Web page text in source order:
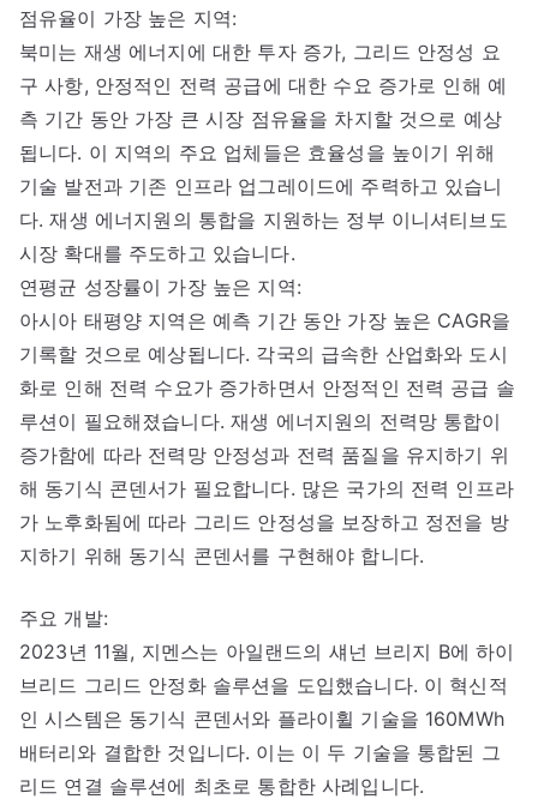
점유율이 가장 높은 지역:
북미는 재생 에너지에 대한 투자 증가, 그리드 안정성 요
구 사항, 안정적인 전력 공급에 대한 수요 증가로 인해 예
측 기간 동안 가장 큰 시장 점유율을 차지할 것으로 예상
됩니다. 이 지역의 주요 업체들은 효율성을 높이기 위해
기술 발전과 기존 인프라 업그레이드에 주력하고 있습니
다. 재생 에너지원의 통합을 지원하는 정부 이니셔티브도
시장 확대를 주도하고 있습니다.
연평균 성장률이 가장 높은 지역:
아시아 태평양 지역은 예측 기간 동안 가장 높은 CAGR을
기록할 것으로 예상됩니다. 각국의 급속한 산업화와 도시
화로 인해 전력 수요가 증가하면서 안정적인 전력 공급 솔
루션이 필요해졌습니다. 재생 에너지원의 전력망 통합이
증가함에 따라 전력망 안정성과 전력 품질을 유지하기 위
해 동기식 콘덴서가 필요합니다. 많은 국가의 전력 인프라
가 노후화됨에 따라 그리드 안정성을 보장하고 정전을 방
지하기 위해 동기식 콘덴서를 구현해야 합니다.
주요 개발:
2023년 11월, 지멘스는 아일랜드의 섀넌 브리지 B에 하이
브리드 그리드 안정화 솔루션을 도입했습니다. 이 혁신적
인 시스템은 동기식 콘덴서와 플라이휠 기술을 160MWh
배터리와 결합한 것입니다. 이는 이 두 기술을 통합된 그
리드 연결 솔루션에 최초로 통합한 사례입니다.